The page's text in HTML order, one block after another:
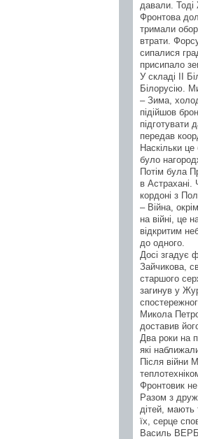
давали. Тоді
Фронтова
тримали
втрати.
сипалися
присипало
У складі ІІ
Білорусію.
– Зима,
підійшов
підготувати
передав
Наскільки
було
Потім була
в Астрахані.
кордоні з
– Війна,
на війні, це
відкритим
до одного.
Досі згадує
Зайчикова,
старшого
загинув у
Микола
доставив
Два роки на
які
Після війни
Фронтовик
Разом з
дітей, мають
їх, серце
Василь